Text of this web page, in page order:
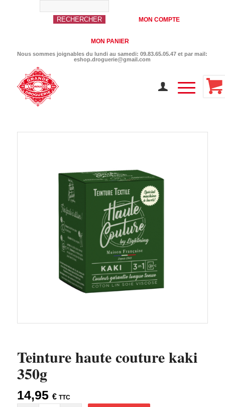
MON COMPTE
MON PANIER
Nous sommes joignables du lundi au samedi: 09.83.65.05.47 et par mail:
eshop.droguerie@gmail.com
Teinture haute couture kaki
350g
14,95 € TTC